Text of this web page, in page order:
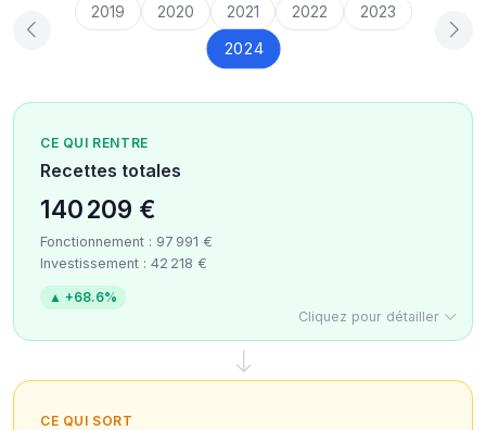
2019 2020 2021 2022 2023
2024
CE QUI RENTRE
Recettes totales
140 209 €
Fonctionnement : 97 991 €
Investissement : 42 218 €
▲ +68.6%
Cliquez pour détailler
CE QUI SORT